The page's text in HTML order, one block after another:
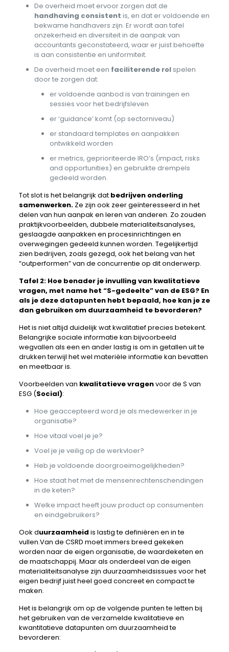
De overheid moet ervoor zorgen dat de
handhaving consistent is, en dat er voldoende en
bekwame handhavers zijn. Er wordt aan tafel
onzekerheid en diversiteit in de aanpak van
accountants geconstateerd, waar er juist behoefte
is aan consistentie en uniformiteit.
De overheid moet een faciliterende rolspelen
door te zorgen dat:
er voldoende aanbod is van trainingen en
sessies voor het bedrijfsleven
er ‘guidance’ komt (op sectorniveau)
er standaard templates en aanpakken
ontwikkeld worden
er metrics, geprioriteerde IRO’s (impact, risks
and opportunities) en gebruikte drempels
gedeeld worden.
Tot slot is het belangrijk dat bedrijven onderling
samenwerken.Ze zijn ook zeer geïnteresseerd in het
delen van hun aanpak en leren van anderen. Zo zouden
praktijkvoorbeelden, dubbele materialiteitsanalyses,
geslaagde aanpakken en procesinrichtingen en
overwegingen gedeeld kunnen worden. Tegelijkertijd
zien bedrijven, zoals gezegd, ook het belang van het
“outperformen” van de concurrentie op dit onderwerp.
Tafel 2: Hoe benader je invulling van kwalitatieve
vragen, met name het “S-gedeelte” van de ESG? En
als je deze datapunten hebt bepaald, hoe kan je ze
dan gebruiken om duurzaamheid te bevorderen?
Het is niet altijd duidelijk wat kwalitatief precies betekent.
Belangrijke sociale informatie kan bijvoorbeeld
wegvallen als een en ander lastig is om in getallen uit te
drukken terwijl het wel materiële informatie kan bevatten
en meetbaar is.
Voorbeelden van kwalitatieve vragenvoor de S van
ESG (Social):
Hoe geaccepteerd word je als medewerker in je
organisatie?
Hoe vitaal voel je je?
Voel je je veilig op de werkvloer?
Heb je voldoende doorgroeimogelijkheden?
Hoe staat het met de mensenrechtenschendingen
in de keten?
Welke impact heeft jouw product op consumenten
en eindgebruikers?
Ook duurzaamheid is lastig te definiëren en in te
vullen.Van de CSRD moet immers breed gekeken
worden naar de eigen organisatie, de waardeketen en
de maatschappij. Maar als onderdeel van de eigen
materialiteitsanalyse zijn duurzaamheidsissues voor het
eigen bedrijf juist heel goed concreet en compact te
maken.
Het is belangrijk om op de volgende punten te letten bij
het gebruiken van de verzamelde kwalitatieve en
kwantitatieve datapunten om duurzaamheid te
bevorderen: